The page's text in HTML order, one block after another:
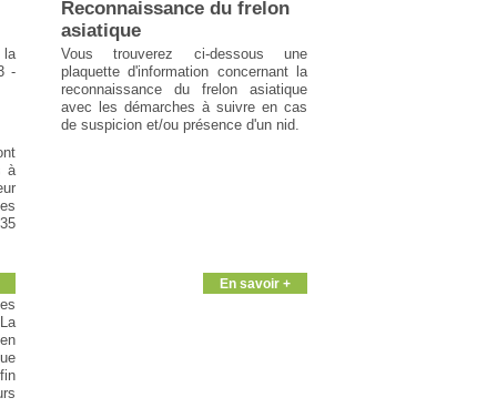
la
-
à
Reconnaissance du frelon
asiatique
Vous trouverez ci-dessous une
plaquette d'information concernant la
reconnaissance du frelon asiatique
avec les démarches à suivre en cas
de suspicion et/ou présence d'un nid.
En savoir +